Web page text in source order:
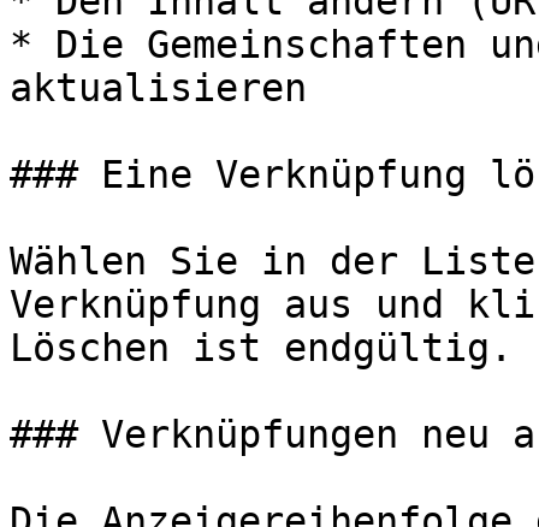
* Die Gemeinschaften
aktualisieren
### Eine Verknüpfung
Wählen Sie in der
Verknüpfung aus und
Löschen ist endgültig.
### Verknüpfungen neu